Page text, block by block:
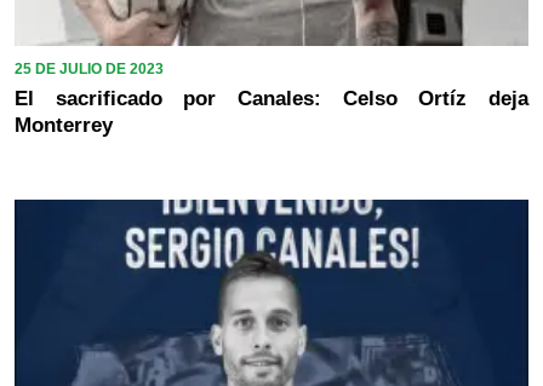
25 DE JULIO DE 2023
El sacrificado por Canales: Celso Ortíz deja
Monterrey